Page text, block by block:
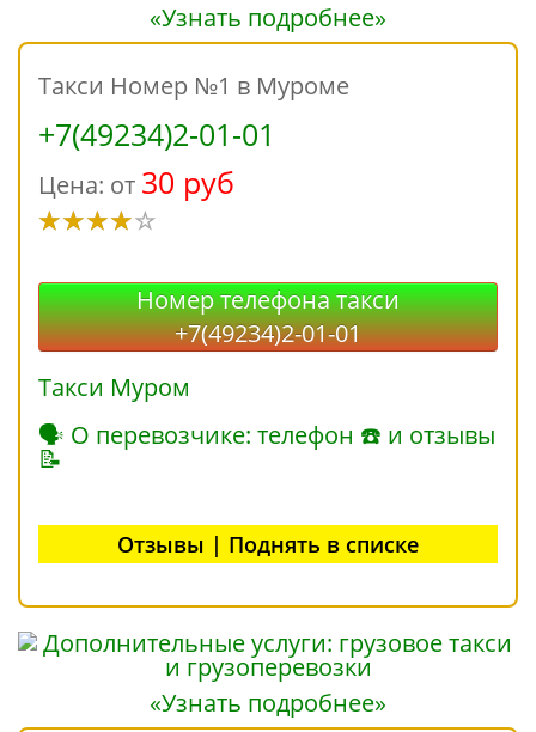
«Узнать подробнее»
Такси Номер №1 в Муроме
+7(49234)2-01-01
Цена: от 30 руб
Номер телефона такси
+7(49234)2-01-01
Такси Муром
🗣 О перевозчике: телефон ☎ и отзывы
📝
Отзывы | Поднять в списке
«Узнать подробнее»